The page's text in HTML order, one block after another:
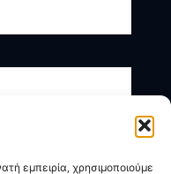
εμπειρία, χρησιμοποιούμε